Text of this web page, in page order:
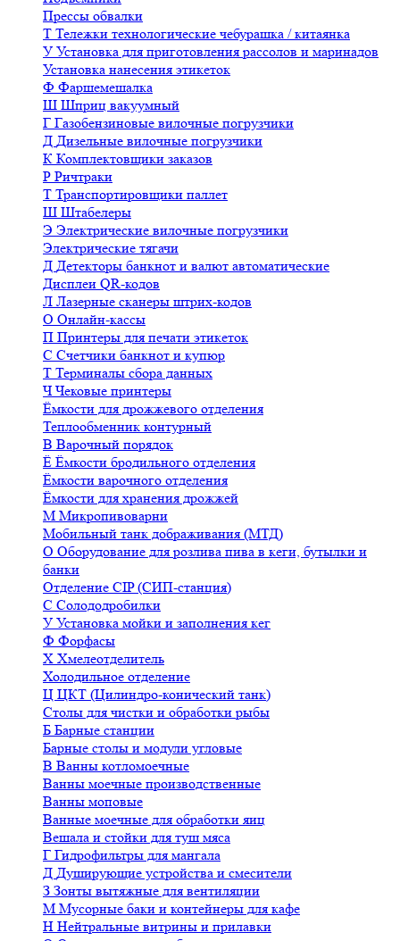
Прессы обвалки
Т Тележки технологические чебурашка / китаянка
У Установка для приготовления рассолов и маринадов
Установка нанесения этикеток
Ф Фаршемешалка
Ш Шприц вакуумный
Г Газобензиновые вилочные погрузчики
Д Дизельные вилочные погрузчики
К Комплектовщики заказов
Р Ричтраки
Т Транспортировщики паллет
Ш Штабелеры
Э Электрические вилочные погрузчики
Электрические тягачи
Д Детекторы банкнот и валют автоматические
Дисплеи QR-кодов
Л Лазерные сканеры штрих-кодов
О Онлайн-кассы
П Принтеры для печати этикеток
С Счетчики банкнот и купюр
Т Терминалы сбора данных
ЧЧековые принтеры
Ёмкости для дрожжевого отделения
Теплообменник контурный
В Варочный порядок
Ё Ёмкости бродильного отделения
Ёмкости варочного отделения
Ёмкости для хранения дрожжей
М Микропивоварни
Мобильный танк дображивания (МТД)
О Оборудование для розлива пива в кеги, бутылки и
банки
Отделение CIP (СИП-станция)
С Солододробилки
У Установка мойки и заполнения кег
Ф Форфасы
Х Хмелеотделитель
Холодильное отделение
Ц ЦКТ (Цилиндро-конический танк)
Столы для чистки и обработки рыбы
Б Барные станции
Барные столы и модули угловые
В Ванны котломоечные
Ванны моечные производственные
Ванны моповые
Ванные моечные для обработки яиц
Вешала и стойки для туш мяса
Г Гидрофильтры для мангала
Д Душирующие устройства и смесители
З Зонты вытяжные для вентиляции
М Мусорные баки и контейнеры для кафе
Н Нейтральные витрины и прилавки